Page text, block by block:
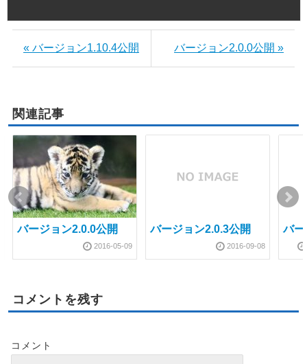
« バージョン1.10.4公開 バージョン2.0.0公開 »
関連記事
バージョン2.0.0公開
2016-05-09
バージョン2.0.3公開
2016-09-08
バ
コメントを残す
コメント